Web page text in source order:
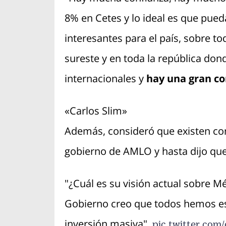
8% en Cetes y lo ideal es que
interesantes para el país, sobre
sureste y en toda la república
internacionales y hay una gran
«Carlos Slim»
Además, consideró que existen
gobierno de AMLO y hasta dijo
"¿Cuál es su visión actual sobre
Gobierno creo que todos hemos